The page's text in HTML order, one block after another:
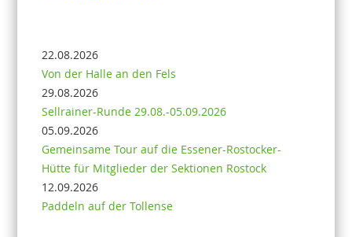
22.08.2026
Von der Halle an den Fels
29.08.2026
Sellrainer-Runde 29.08.-05.09.2026
05.09.2026
Gemeinsame Tour auf die Essener-Rostocker-
Hütte für Mitglieder der Sektionen Rostock
12.09.2026
Paddeln auf der Tollense